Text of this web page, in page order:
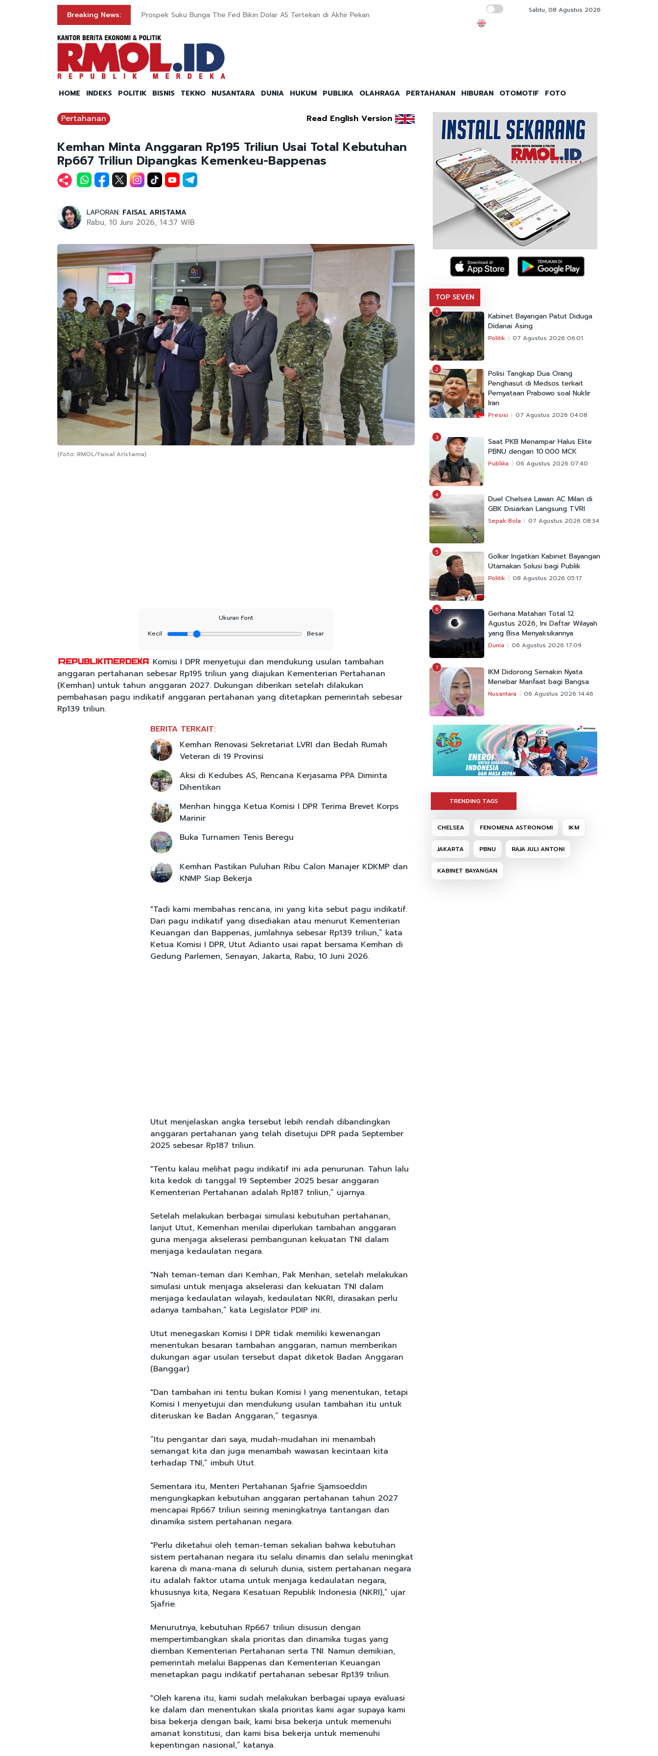
Breaking News: Prospek Suku Bunga The Fed Bikin Dolar AS Tertekan di Akhir Pekan IHSG Sepekan Terbang 2,64 Persen,
Sabtu, 08 Agustus 2026
HOME INDEKS POLITIK BISNIS TEKNO NUSANTARA DUNIA HUKUM PUBLIKA OLAHRAGA PERTAHANAN HIBURAN OTOMOTIF FOTO
Pertahanan Read English Version
Kemhan Minta Anggaran Rp195 Triliun Usai Total Kebutuhan
Rp667 Triliun Dipangkas Kemenkeu-Bappenas
LAPORAN: FAISAL ARISTAMA
Rabu, 10 Juni 2026, 14:37 WIB
(Foto: RMOL/Faisal Aristama)
Ukuran Font
Kecil
Besar
Komisi I DPR menyetujui dan mendukung usulan tambahan
anggaran pertahanan sebesar Rp195 triliun yang diajukan Kementerian Pertahanan
(Kemhan) untuk tahun anggaran 2027. Dukungan diberikan setelah dilakukan
pembahasan pagu indikatif anggaran pertahanan yang ditetapkan pemerintah sebesar
Rp139 triliun.
BERITA TERKAIT:
Kemhan Renovasi Sekretariat LVRI dan Bedah Rumah
Veteran di 19 Provinsi
Aksi di Kedubes AS, Rencana Kerjasama PPA Diminta
Dihentikan
Menhan hingga Ketua Komisi I DPR Terima Brevet Korps
Marinir
Buka Turnamen Tenis Beregu
Kemhan Pastikan Puluhan Ribu Calon Manajer KDKMP dan
KNMP Siap Bekerja
"Tadi kami membahas rencana, ini yang kita sebut pagu indikatif.
Dari pagu indikatif yang disediakan atau menurut Kementerian
Keuangan dan Bappenas, jumlahnya sebesar Rp139 triliun,” kata
Ketua Komisi I DPR, Utut Adianto usai rapat bersama Kemhan di
Gedung Parlemen, Senayan, Jakarta, Rabu, 10 Juni 2026.
Utut menjelaskan angka tersebut lebih rendah dibandingkan
anggaran pertahanan yang telah disetujui DPR pada September
2025 sebesar Rp187 triliun.
"Tentu kalau melihat pagu indikatif ini ada penurunan. Tahun lalu
kita kedok di tanggal 19 September 2025 besar anggaran
Kementerian Pertahanan adalah Rp187 triliun,” ujarnya.
Setelah melakukan berbagai simulasi kebutuhan pertahanan,
lanjut Utut, Kemenhan menilai diperlukan tambahan anggaran
guna menjaga akselerasi pembangunan kekuatan TNI dalam
menjaga kedaulatan negara.
"Nah teman-teman dari Kemhan, Pak Menhan, setelah melakukan
simulasi untuk menjaga akselerasi dan kekuatan TNI dalam
menjaga kedaulatan wilayah, kedaulatan NKRI, dirasakan perlu
adanya tambahan,” kata Legislator PDIP ini.
Utut menegaskan Komisi I DPR tidak memiliki kewenangan
menentukan besaran tambahan anggaran, namun memberikan
dukungan agar usulan tersebut dapat diketok Badan Anggaran
(Banggar).
"Dan tambahan ini tentu bukan Komisi I yang menentukan, tetapi
Komisi I menyetujui dan mendukung usulan tambahan itu untuk
diteruskan ke Badan Anggaran,” tegasnya.
“Itu pengantar dari saya, mudah-mudahan ini menambah
semangat kita dan juga menambah wawasan kecintaan kita
terhadap TNI,” imbuh Utut.
Sementara itu, Menteri Pertahanan Sjafrie Sjamsoeddin
mengungkapkan kebutuhan anggaran pertahanan tahun 2027
mencapai Rp667 triliun seiring meningkatnya tantangan dan
dinamika sistem pertahanan negara.
"Perlu diketahui oleh teman-teman sekalian bahwa kebutuhan
sistem pertahanan negara itu selalu dinamis dan selalu meningkat
karena di mana-mana di seluruh dunia, sistem pertahanan negara
itu adalah faktor utama untuk menjaga kedaulatan negara,
khususnya kita, Negara Kesatuan Republik Indonesia (NKRI),” ujar
Sjafrie.
Menurutnya, kebutuhan Rp667 triliun disusun dengan
mempertimbangkan skala prioritas dan dinamika tugas yang
diemban Kementerian Pertahanan serta TNI. Namun demikian,
pemerintah melalui Bappenas dan Kementerian Keuangan
menetapkan pagu indikatif pertahanan sebesar Rp139 triliun.
"Oleh karena itu, kami sudah melakukan berbagai upaya evaluasi
ke dalam dan menentukan skala prioritas kami agar supaya kami
bisa bekerja dengan baik, kami bisa bekerja untuk memenuhi
amanat konstitusi, dan kami bisa bekerja untuk memenuhi
kepentingan nasional,” katanya.
TOP SEVEN
1
Kabinet Bayangan Patut Diduga
Didanai Asing
Politik 07 Agustus 2026 06:01
2
Polisi Tangkap Dua Orang
Penghasut di Medsos terkait
Pernyataan Prabowo soal Nuklir
Iran
Presisi 07 Agustus 2026 04:08
3
Saat PKB Menampar Halus Elite
PBNU dengan 10.000 MCK
Publika 06 Agustus 2026 07:40
4
Duel Chelsea Lawan AC Milan di
GBK Disiarkan Langsung TVRI
Sepak Bola 07 Agustus 2026 08:34
5
Golkar Ingatkan Kabinet Bayangan
Utamakan Solusi bagi Publik
Politik 08 Agustus 2026 05:17
6
Gerhana Matahari Total 12
Agustus 2026, Ini Daftar Wilayah
yang Bisa Menyaksikannya
Dunia 06 Agustus 2026 17:09
7
IKM Didorong Semakin Nyata
Menebar Manfaat bagi Bangsa
Nusantara 06 Agustus 2026 14:46
TRENDING TAGS
CHELSEA FENOMENA ASTRONOMI IKM
JAKARTA PBNU RAJA JULI ANTONI
KABINET BAYANGAN